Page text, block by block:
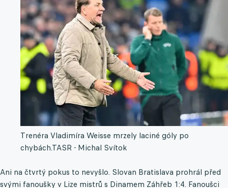
Trenéra Vladimíra Weisse mrzely laciné góly po
chybách.TASR - Michal Svítok
Ani na čtvrtý pokus to nevyšlo. Slovan Bratislava prohrál před
svými fanoušky v Lize mistrů s Dinamem Záhřeb 1:4. Fanoušci